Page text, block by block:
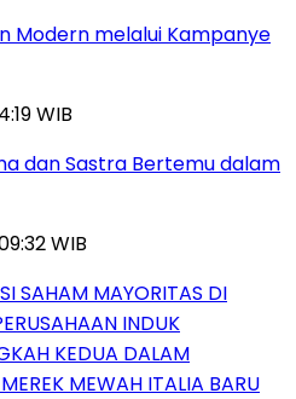
Modern melalui Kampanye
WIB
dan Sastra Bertemu dalam
WIB
SAHAM MAYORITAS DI
INDUK
KEDUA DALAM
MEWAH ITALIA BARU